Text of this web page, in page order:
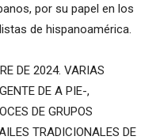
por su papel en los
de hispanoamérica.
DE 2024. VARIAS
DE A PIE-,
DE GRUPOS
TRADICIONALES DE